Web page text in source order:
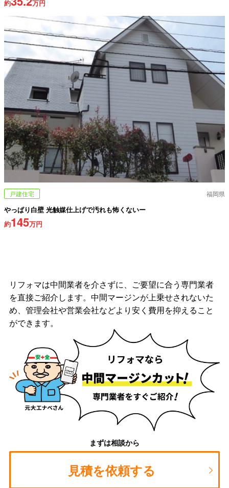
約 万円
戸建住宅 福岡県
やっぱり白壁 光触媒仕上げで汚れも怖くないー
約145万円
リフォマは中間業者を介さずに、ご要望に合う専門業者
を直接ご紹介します。中間マージンが上乗せされないた
め、管理会社や営業会社などより安く費用を抑えること
ができます。
まずは相談から
見積を依頼する